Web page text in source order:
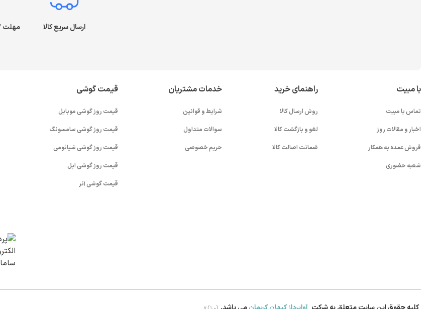
ارسال سریع کالا مهلت ۷ روز بازگشت کالا
با مبیت
تماس با مبیت
اخبار و مقالات روز
فروش عمده به همکار
شعبه حضوری
راهنمای خرید
روش ارسال کالا
لغو و بازگشت کالا
ضمانت اصالت کالا
خدمات مشتریان
شرایط و قوانین
سوالات متداول
حریم خصوصی
قیمت گوشی
قیمت روز گوشی موبایل
قیمت روز گوشی سامسونگ
قیمت روز گوشی شیائومی
قیمت روز گوشی اپل
قیمت گوشی آنر